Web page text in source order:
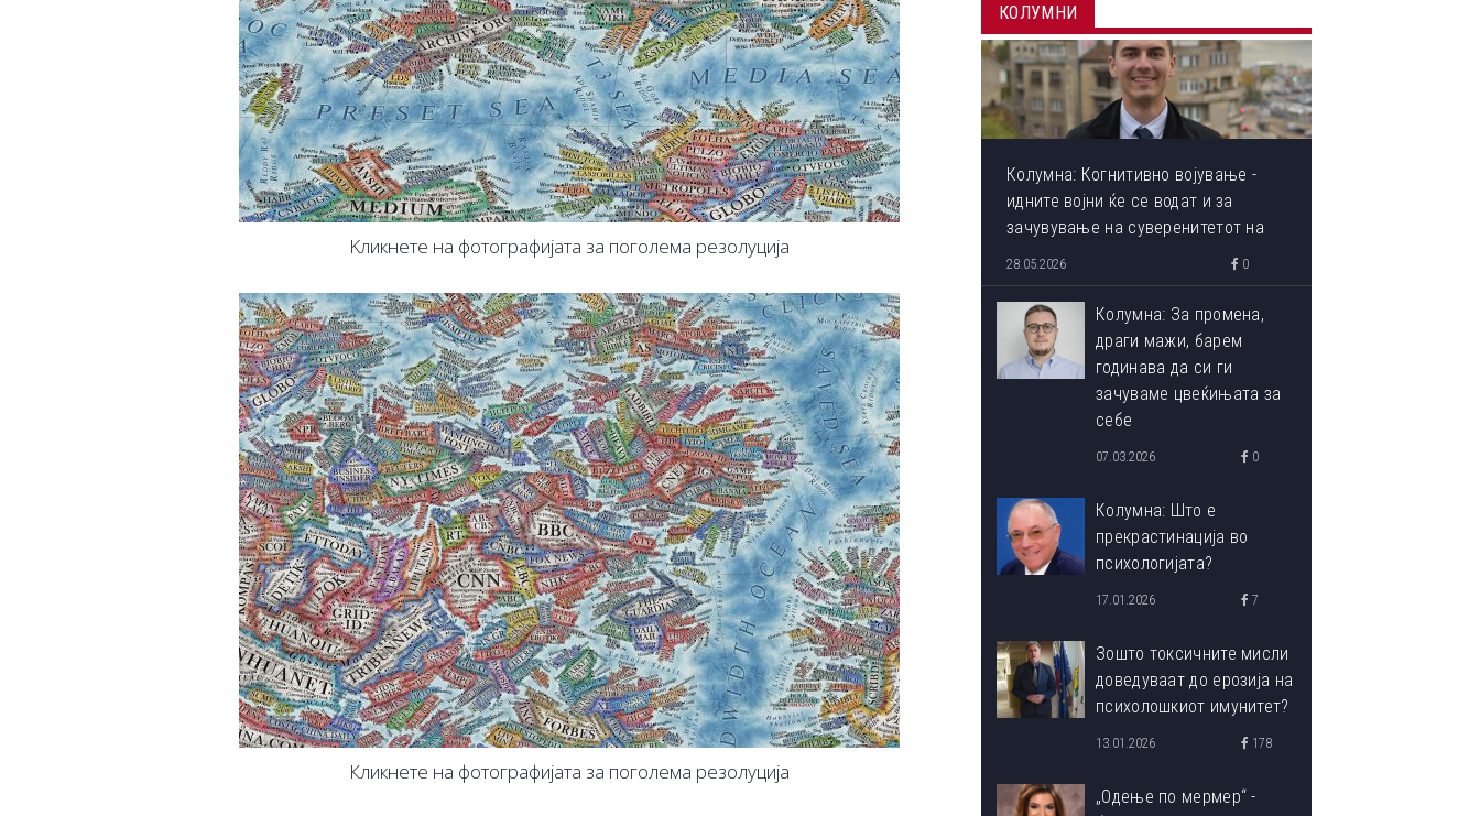
Kликнете на фотографијата за поголема резолуција
Кликнете на фотографијата за поголема резолуција
КОЛУМНИ
Колумна: Когнитивно војување -
идните војни ќе се водат и за
зачувување на суверенитетот на
сопствениот ум
28.05.2026 0
Колумна: За промена,
драги мажи, барем
годинава да си ги
зачуваме цвеќињата за
себе
07.03.2026 0
Колумна: Што е
прекрастинација во
психологијата?
17.01.2026 7
Зошто токсичните мисли
доведуваат до ерозија на
психолошкиот имунитет?
13.01.2026 178
„Одење по мермер“ -